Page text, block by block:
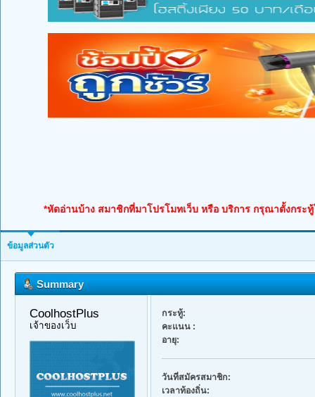
*หัดอ่านบ้าง สมาชิกที่มาโปรโมทเว็บ หรือ บริการ กรุณาตั้งกระ
ข้อมูลส่วนตัว
Summary
CoolhostPlus
เจ้าของเว็บ
กระทู้:
คะแนน :
อายุ:
วันที่สมัครสมาชิก:
เวลาท้องถิ่น: